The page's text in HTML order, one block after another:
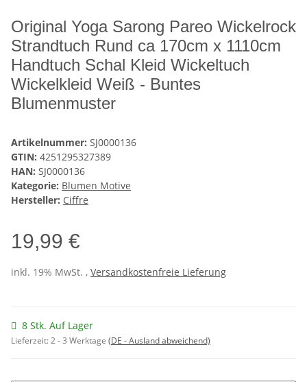
Original Yoga Sarong Pareo Wickelrock
Strandtuch Rund ca 170cm x 1110cm
Handtuch Schal Kleid Wickeltuch
Wickelkleid Weiß - Buntes
Blumenmuster
Artikelnummer: SJ0000136
GTIN: 4251295327389
HAN: SJ0000136
Kategorie: Blumen Motive
Hersteller: Ciffre
19,99 €
inkl. 19% MwSt. , Versandkostenfreie Lieferung
8 Stk. Auf Lager
Lieferzeit:2 - 3 Werktage (DE - Ausland abweichend)